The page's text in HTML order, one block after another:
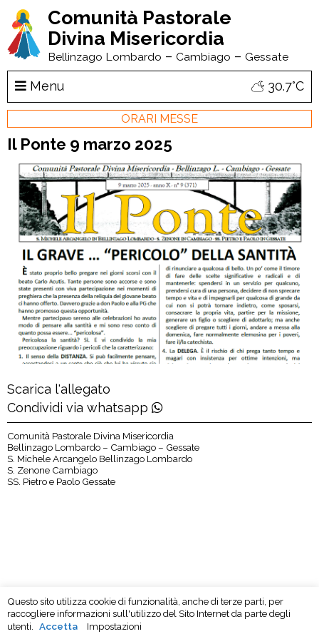
Comunità Pastorale
Divina Misericordia
Bellinzago Lombardo – Cambiago – Gessate
Menu 30.7°C
ORARI MESSE
Il Ponte 9 marzo 2025
Scarica l'allegato
Condividi via whatsapp
Comunità Pastorale Divina Misericordia
Bellinzago Lombardo – Cambiago – Gessate
S. Michele Arcangelo Bellinzago Lombardo
S. Zenone Cambiago
SS. Pietro e Paolo Gessate
Questo sito utilizza cookie di funzionalità, anche di terze parti, per
raccogliere informazioni sull'utilizzo del Sito Internet da parte degli
utenti.
Accetta Impostazioni